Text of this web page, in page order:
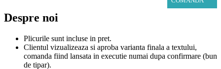
Despre noi
Plicurile sunt incluse in pret.
Clientul vizualizeaza si aproba varianta finala a textului,
comanda fiind lansata in executie numai dupa confirmare (bun
de tipar).